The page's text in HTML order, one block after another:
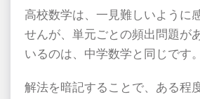
高校数学は、一見難しいように
せんが、単元ごとの頻出問題が
いるのは、中学数学と同じです。
解法を暗記することで、ある程